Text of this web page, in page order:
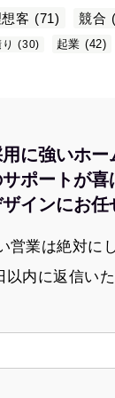
客 (71) 競合
(30) 起業 (42)
に強いホー
ポートが喜
インにお任
営業は絶対に
以内に返信いた